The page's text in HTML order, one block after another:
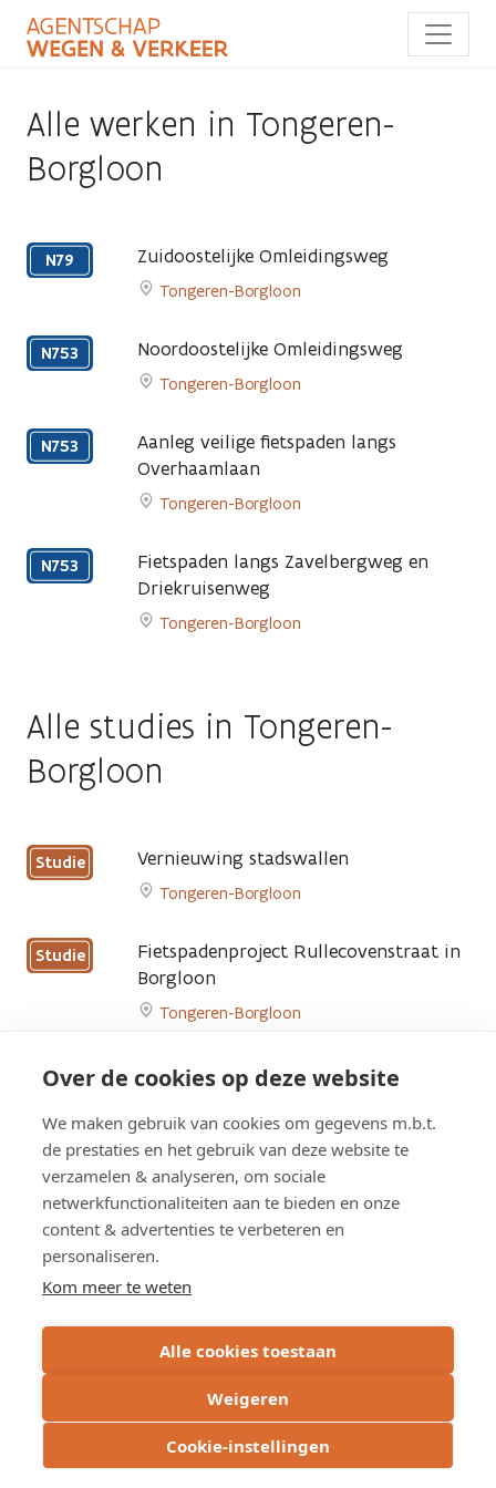
Over de cookies op deze website
We maken gebruik van cookies om gegevens m.b.t.
de prestaties en het gebruik van deze website te
verzamelen & analyseren, om sociale
netwerkfunctionaliteiten aan te bieden en onze
content & advertenties te verbeteren en
personaliseren.
Kom meer te weten
Alle cookies toestaan
Weigeren
Cookie-instellingen
naar
inhoud
gaanAlle werken in Tongeren-
Borgloon
N79 Zuidoostelijke Omleidingsweg
Tongeren-Borgloon
to
Omleidingsweg
N753 Noordoostelijke Omleidingsweg
Tongeren-Borgloon
to
Noordoostelijke
Omleidingsweg
page
N753
Aanleg veilige fietspaden langs
Overhaamlaan
Tongeren-Borgloon
to
Aanleg
veilige
fietspaden
N753
Fietspaden langs Zavelbergweg en
Driekruisenweg
Tongeren-Borgloon
langs
Zavelbergweg
en
Alle studies in Tongeren-
Borgloon
Studie Vernieuwing stadswallen
Tongeren-Borgloon
Nog
to
Vernieuwing
stadswallen
page
Studie
Fietspadenproject Rullecovenstraat in
Borgloon
Tongeren-Borgloon
Fietspadenproject
in
Borgloon
page
Studie
Fietspaden op Sint-Truidersteenweg
tussen Graethempoort en Herkebeek
Tongeren-Borgloon
Go
to
Fietspaden
op
Sint-
Truidersteenweg
tussen
Graethempoort
Overzicht werken